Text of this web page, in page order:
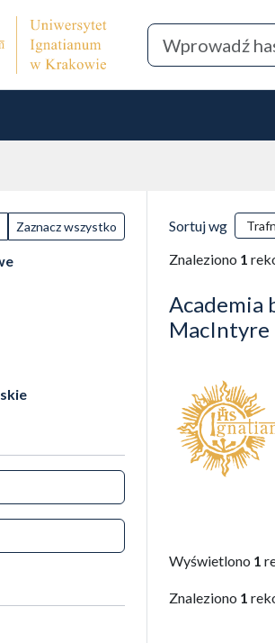
(automatyczne
treści)
Zaznacz wszystko
treści)
Wyniki
Sortuj wg
(automatyczne
Znaleziono 1
Academia
MacIntyre
Wyświetlono 1
Znaleziono 1